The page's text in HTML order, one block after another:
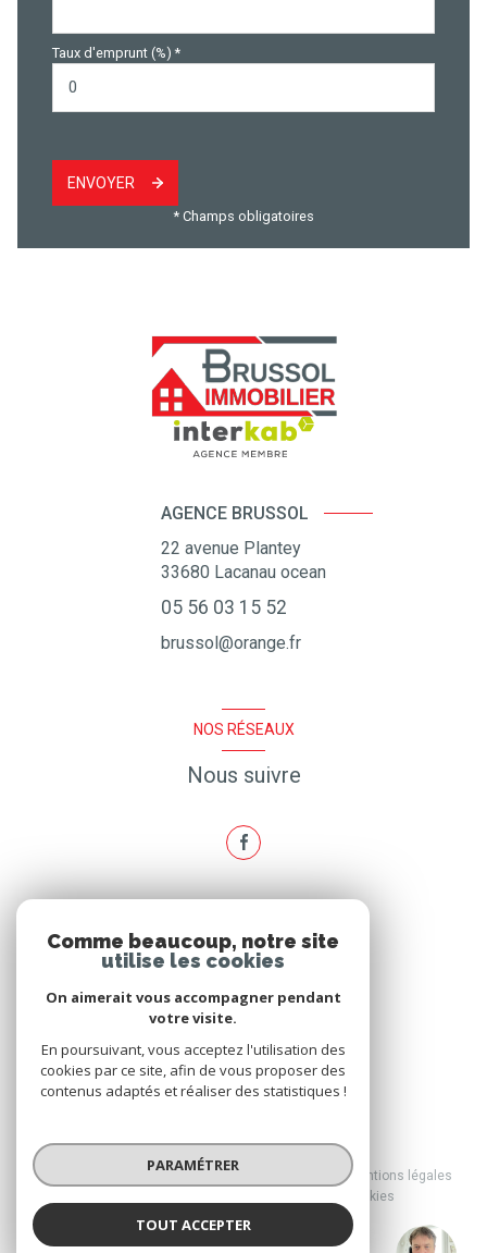
Taux d'emprunt (%) *
ENVOYER
* Champs obligatoires
Agence Brussol
AGENCE BRUSSOL
22 avenue Plantey
33680 Lacanau ocean
05 56 03 15 52
brussol@orange.fr
NOS RÉSEAUX
Nous suivre
Nous adhérons
© 2026 | Tous droits réservés
Nos honoraires
Nos partenaires
Mentions légales
Cookies
Comme beaucoup, notre site
utilise les cookies
On aimerait vous accompagner pendant
votre visite.
En poursuivant, vous acceptez l'utilisation des
cookies par ce site, afin de vous proposer des
contenus adaptés et réaliser des statistiques !
PARAMÉTRER
TOUT ACCEPTER